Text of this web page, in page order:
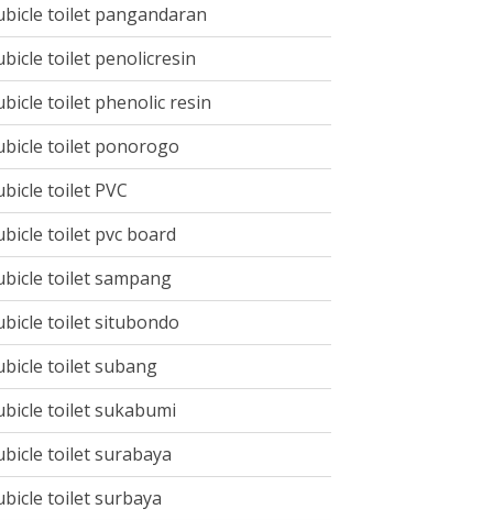
toilet pangandaran
toilet penolicresin
toilet phenolic resin
toilet ponorogo
toilet PVC
toilet pvc board
toilet sampang
toilet situbondo
toilet subang
toilet sukabumi
toilet surabaya
toilet surbaya